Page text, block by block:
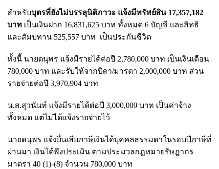
สำหรับบุตรที่ยังไม่บรรลุนิติภาวะ แจ้งมีทรัพย์สิน 17,357,182
บาท เป็นเงินฝาก 16,831,625 บาท ทั้งหมด 6 บัญชี และสิทธิ
และสัมปทาน 525,557 บาท เป็นประกันชีวิต
ทั้งนี้ นายดนุพร แจ้งมีรายได้ต่อปี 2,780,000 บาท เป็นเงินเดือน
780,000 บาท และรับให้จากบิดา/มารดา 2,000,000 บาท ส่วน
รายจ่ายต่อปี 3,970,904 บาท
น.ส.สุวนันท์ แจ้งมีรายได้ต่อปี 3,000,000 บาท เป็นค่าจ้าง
ทั้งหมด แต่ไม่ได้แจ้งรายจ่ายไว้
นายดนุพร แจ้งยื่นเสียภาษีเงินได้บุคคลธรรมดาในรอบปีภาษีที่
ผ่านมา เงินได้พึงประเมิน ตามประมวลกฎหมายรัษฎากร
มาตรา 40 (1)-(8) จำนวน 780,000 บาท